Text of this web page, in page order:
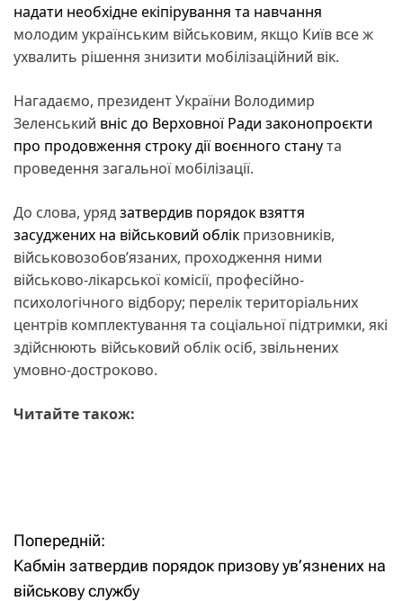
надати необхідне екіпірування та навчання
молодим українським військовим, якщо Київ все ж
ухвалить рішення знизити мобілізаційний вік.
Нагадаємо, президент України Володимир
Зеленський вніс до Верховної Ради законопроєкти
про продовження строку дії воєнного станута
проведення загальної мобілізації.
До слова, урядзатвердив порядок взяття
засуджених на військовий облік призовників,
військовозобов’язаних, проходження ними
військово-лікарської комісії, професійно-
психологічного відбору; перелік територіальних
центрів комплектування та соціальної підтримки, які
здійснюють військовий облік осіб, звільнених
умовно-достроково.
Читайте також:
Н
а
Попередній:
Кабмін затвердив порядок призову ув’язнених на
військову службу